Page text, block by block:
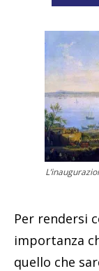
Per rendersi
importanza
quello che